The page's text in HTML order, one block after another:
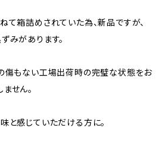
て箱詰めされていた為、新品ですが、
みがあります。
傷もない工場出荷時の完璧な状態をお
せん。
と感じていただける方に。